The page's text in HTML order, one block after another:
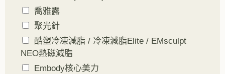
喬雅露
聚光針
酷塑冷凍減脂 / 冷凍減脂Elite / EMsculpt
NEO熱磁減脂
Embody核心美力